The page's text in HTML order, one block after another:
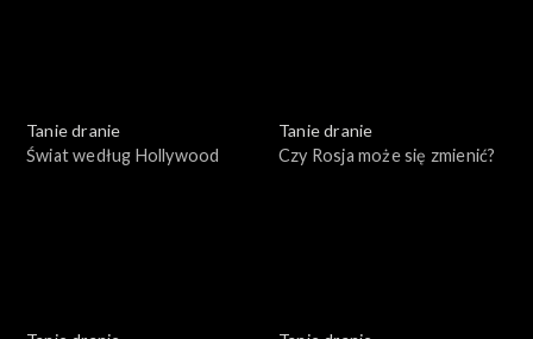
Tanie dranie
Świat według Hollywood
Tanie dranie
Czy Rosja może się zmienić?